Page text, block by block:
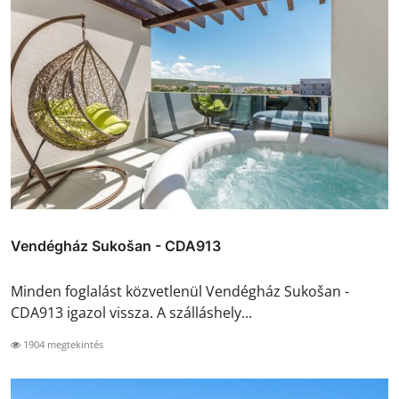
Vendégház Sukošan - CDA913
Minden foglalást közvetlenül Vendégház Sukošan -
CDA913 igazol vissza. A szálláshely...
1904 megtekintés